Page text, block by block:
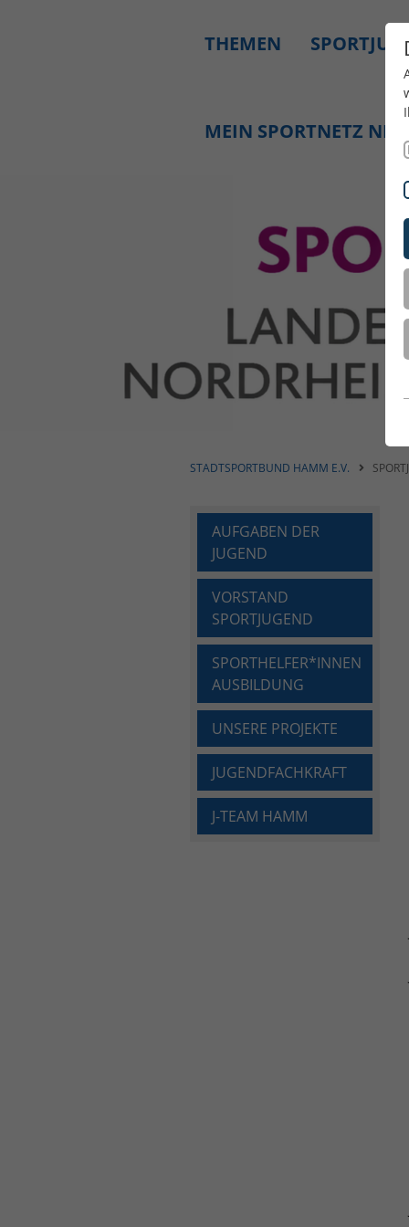
THEMEN
MEIN SPORTNETZ
STADTSPORTBUND HAMM E.V.
AUFGABEN DER
JUGEND
VORSTAND
SPORTJUGEND
SPORTHELFER*INNEN
AUSBILDUNG
UNSERE PROJEKTE
JUGENDFACHKRAFT
J-TEAM HAMM